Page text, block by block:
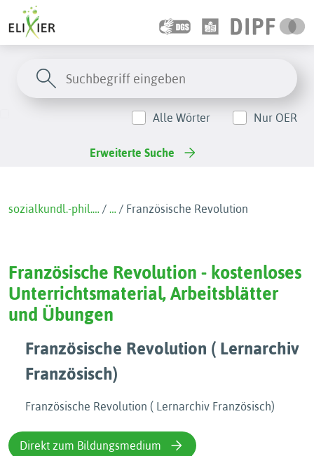
Alle Wörter Nur OER
Erweiterte Suche
sozialkundl.-phil.… / … / Französische Revolution
Französische Revolution - kostenloses
Unterrichtsmaterial, Arbeitsblätter
und Übungen
Französische Revolution ( Lernarchiv
Französisch)
Französische Revolution ( Lernarchiv Französisch)
Direkt zum Bildungsmedium